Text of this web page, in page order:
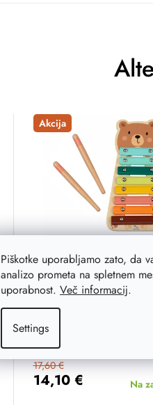
Piškotke uporabljamo zato, da
analizo prometa na spletnem
uporabnost. Več informacij.
Settings
Akcija
Lesen otroški ksilofon
14,10 €
17,60 €
Na
Tradicionalna lesena
najmlajše, ki je ena najbolj
priljubljenih.